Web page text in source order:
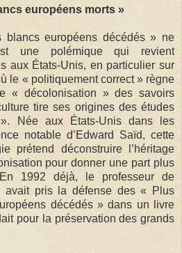
européens morts »
blancs européens décédés » ne
une polémique qui revient
aux États-Unis, en particulier sur
le « politiquement correct » règne
« décolonisation » des savoirs
tire ses origines des études
Née aux États-Unis dans les
notable d’Edward Saïd, cette
prétend déconstruire l’héritage
pour donner une part plus
1992 déjà, le professeur de
avait pris la défense des « Plus
décédés » dans un livre
pour la préservation des grands